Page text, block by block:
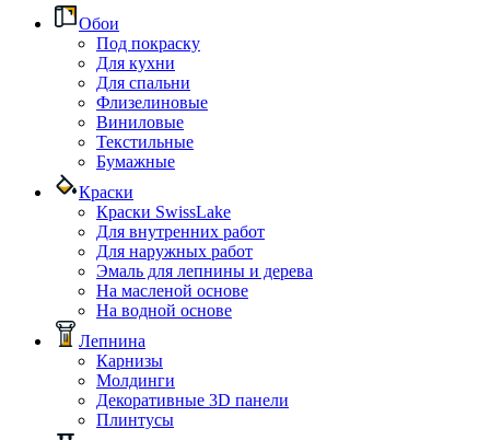
Обои
Под покраску
Для кухни
Для спальни
Флизелиновые
Виниловые
Текстильные
Бумажные
Краски
Краски SwissLake
Для внутренних работ
Для наружных работ
Эмаль для лепнины и дерева
На масленой основе
На водной основе
Лепнина
Карнизы
Молдинги
Декоративные 3D панели
Плинтусы